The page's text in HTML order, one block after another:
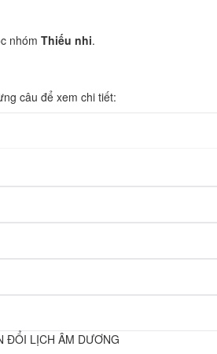
nhóm Thiếu nhi.
câu để xem chi tiết:
ĐỔI LỊCH ÂM DƯƠNG